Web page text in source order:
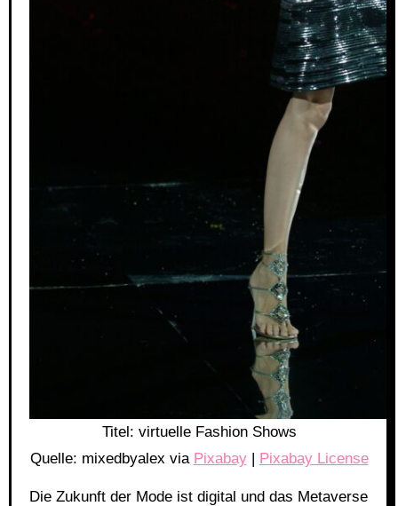
Titel: virtuelle Fashion Shows
Quelle: mixedbyalex via Pixabay| Pixabay License
Die Zukunft der Mode ist digital und das Metaverse